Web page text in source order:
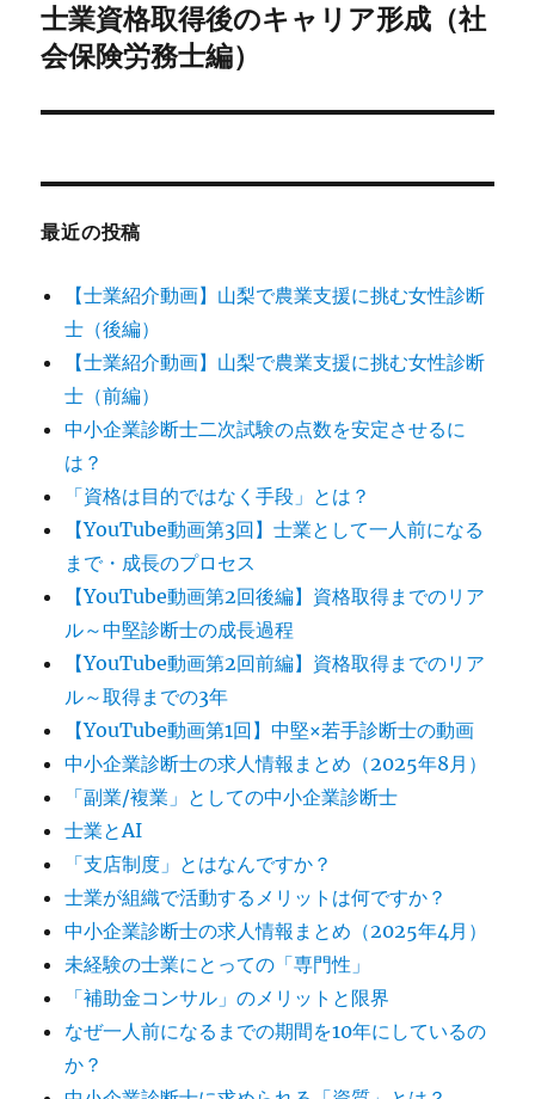
ー
シ
ン
次
の
稿:
士業資格取得後のキャリア形成（社
会保険労務士編）
最近の投稿
【士業紹介動画】山梨で農業支援に挑む女性診断
士（後編）
【士業紹介動画】山梨で農業支援に挑む女性診断
士（前編）
中小企業診断士二次試験の点数を安定させるに
は？
「資格は目的ではなく手段」とは？
【YouTube動画第3回】士業として一人前になる
まで・成長のプロセス
【YouTube動画第2回後編】資格取得までのリア
ル～中堅診断士の成長過程
【YouTube動画第2回前編】資格取得までのリア
ル～取得までの3年
【YouTube動画第1回】中堅×若手診断士の動画
中小企業診断士の求人情報まとめ（2025年8月）
「副業/複業」としての中小企業診断士
士業とAI
「支店制度」とはなんですか？
士業が組織で活動するメリットは何ですか？
中小企業診断士の求人情報まとめ（2025年4月）
未経験の士業にとっての「専門性」
「補助金コンサル」のメリットと限界
なぜ一人前になるまでの期間を10年にしているの
か？